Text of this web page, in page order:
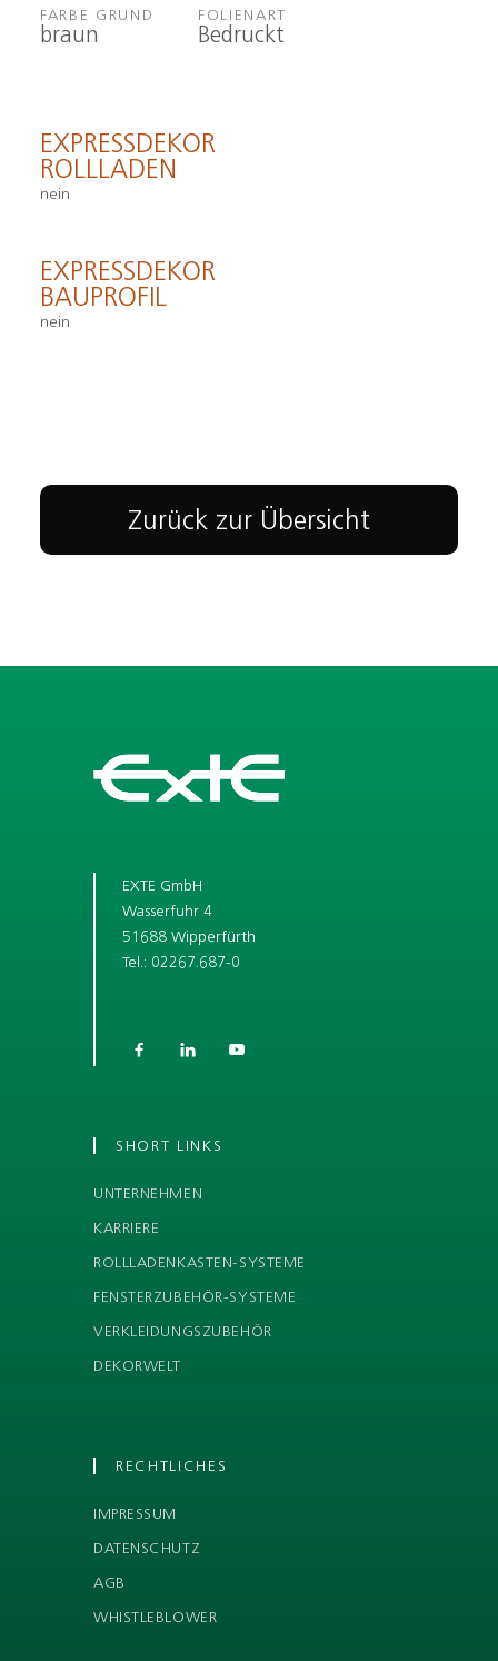
FARBE GRUND
braun
FOLIENART
Bedruckt
EXPRESSDEKOR
ROLLLADEN
nein
EXPRESSDEKOR
BAUPROFIL
nein
Zurück zur Übersicht
EXTE GmbH
Wasserfuhr 4
51688 Wipperfürth
Tel.: 02267.687-0
  
SHORT LINKS
UNTERNEHMEN
KARRIERE
ROLLLADENKASTEN-SYSTEME
FENSTERZUBEHÖR-SYSTEME
VERKLEIDUNGSZUBEHÖR
DEKORWELT
RECHTLICHES
IMPRESSUM
DATENSCHUTZ
AGB
WHISTLEBLOWER